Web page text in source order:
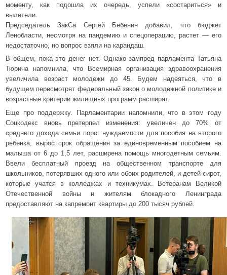
моменту, как подошла их очередь, успели «состариться» и
вылетели.
Председатель ЗакСа Сергей Бебенин добавил, что бюджет
Ленобласти, несмотря на пандемию и спецоперацию, растет — его
недостаточно, но вопрос взяли на карандаш.
В общем, пока это денег нет. Однако зампред парламента Татьяна
Тюрина напомнила, что Всемирная организация здравоохранения
увеличила возраст молодежи до 45. Будем надеяться, что в
будущем пересмотрят федеральный закон о молодежной политике и
возрастные критерии жилищных программ расширят.
Еще про поддержку. Парламентарии напомнили, что в этом году
Соцкодекс вновь претерпел изменения: увеличен до 70% от
среднего дохода семьи порог нуждаемости для пособия на второго
ребенка, вырос срок обращения за единовременным пособием на
малыша от 6 до 1,5 лет, расширена помощь многодетным семьям.
Ввели бесплатный проезд на общественном транспорте для
школьников, потерявших одного или обоих родителей, и детей-сирот,
которые учатся в колледжах и техникумах. Ветеранам Великой
Отечественной войны и жителям блокадного Ленинграда
предоставляют на капремонт квартиры до 200 тысяч рублей.